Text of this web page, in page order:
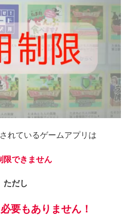
れているゲームアプリは
限できません
ただし
要もありません！